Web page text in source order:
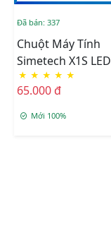
Đã bán: 337
Chuột Máy Tính
Simetech X1S LED
★ ★ ★ ★ ★
65.000 đ
Mới 100%